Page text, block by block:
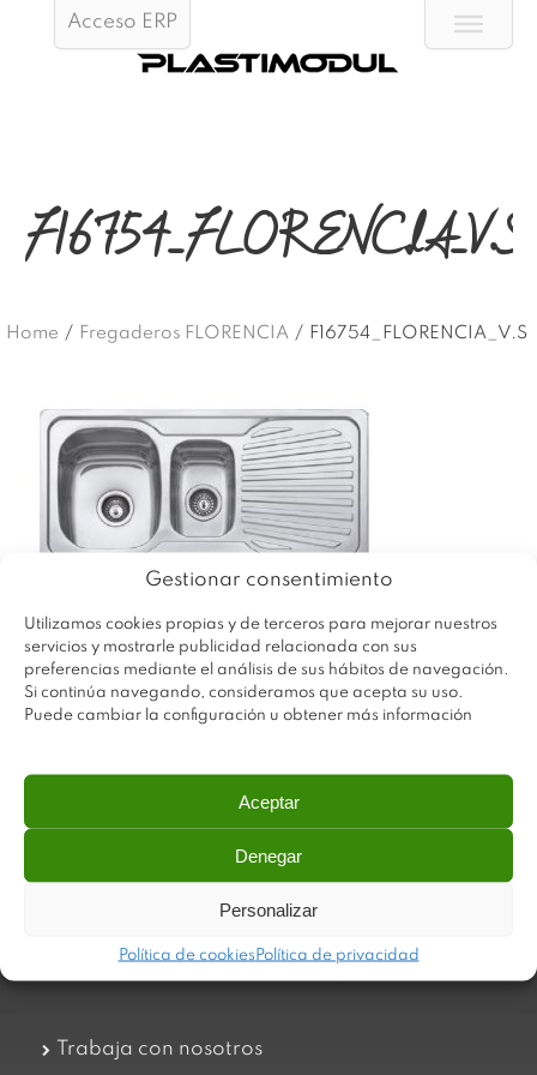
Gestionar consentimiento
Utilizamos cookies propias y de terceros para mejorar nuestros
servicios y mostrarle publicidad relacionada con sus
preferencias mediante el análisis de sus hábitos de navegación.
Si continúa navegando, consideramos que acepta su uso.
Puede cambiar la configuración u obtener más información
Aceptar
Denegar
Personalizar
Política de cookies Política de privacidad
Acceso ERP
F16754_FLORENCIA_V.S
Home / Fregaderos FLORENCIA / F16754_FLORENCIA_V.S
Plastimodul tiene como objetivo ofrecer productos
innovadores y de máxima calidad, invirtiendo con decisión
en medios tecnológicos que permiten aportar soluciones
calidad y el mejor servicio a nuestros clientes.
Trabaja con nosotros